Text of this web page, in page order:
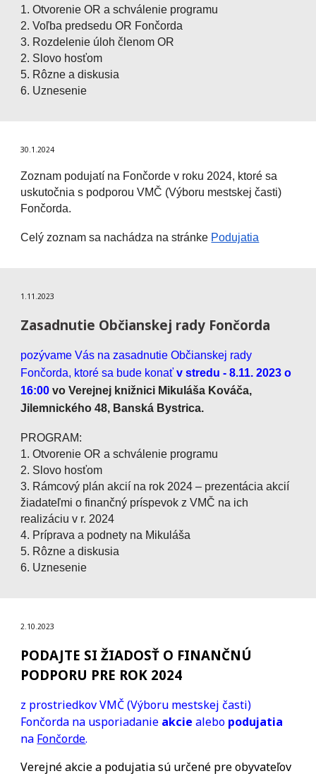
1. Otvorenie OR a schválenie programu
2. Voľba predsedu OR Fončorda
3. Rozdelenie úloh členom OR
2. Slovo hosťom
5. Rôzne a diskusia
6. Uznesenie
30.1.2024
Zoznam podujatí na Fončorde v roku 2024, ktoré sa
uskutočnia s podporou VMČ (Výboru mestskej časti)
Fončorda.
Celý zoznam sa nachádza na stránke Podujatia
1.11.2023
Zasadnutie Občianskej rady Fončorda
pozývame Vás na zasadnutie Občianskej rady
Fončorda, ktoré sa bude konaťv stredu - 8.11. 2023 o
16:00vo Verejnej knižnici Mikuláša Kováča,
Jilemnického 48, Banská Bystrica.
PROGRAM:
1. Otvorenie OR a schválenie programu
2. Slovo hosťom
3. Rámcový plán akcií na rok 2024 – prezentácia akcií
žiadateľmi o finančný príspevok z VMČ na ich
realizáciu v r. 2024
4. Príprava a podnety na Mikuláša
5. Rôzne a diskusia
6. Uznesenie
2.10.2023
PODAJTE SI ŽIADOSŤ O FINANČNÚ
PODPORU PRE ROK 2024
z prostriedkov VMČ (Výboru mestskej časti)
Fončorda na usporiadanie akciealebo podujatia
na Fončorde.
Verejné akcie a podujatia sú určené pre obyvateľov